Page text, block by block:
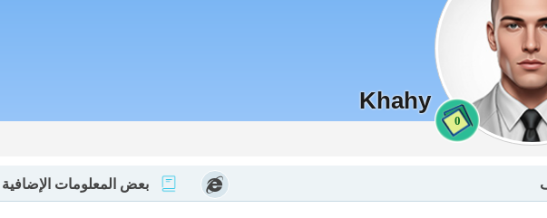
0
Khahy
بعض المعلومات الإضافية